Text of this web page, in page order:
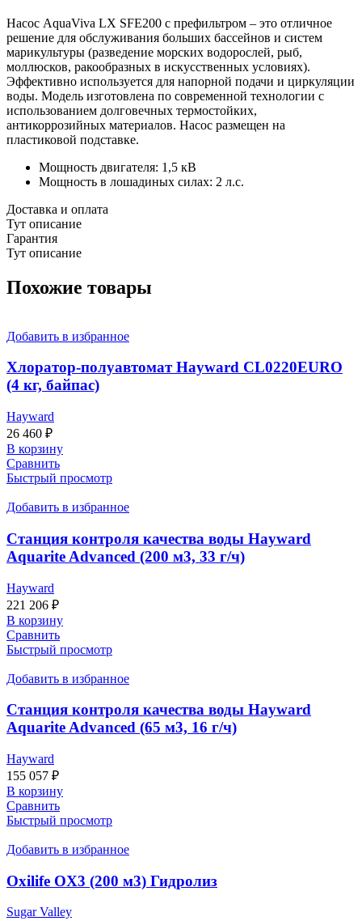
Насос AquaViva LX SFE200 с префильтром – это отличное
решение для обслуживания больших бассейнов и систем
марикультуры (разведение морских водорослей, рыб,
моллюсков, ракообразных в искусственных условиях).
Эффективно используется для напорной подачи и циркуляции
воды. Модель изготовлена по современной технологии с
использованием долговечных термостойких,
антикоррозийных материалов. Насос размещен на
пластиковой подставке.
Мощность двигателя: 1,5 кВ
Мощность в лошадиных силах: 2 л.с.
Доставка и оплата
Тут описание
Гарантия
Тут описание
Похожие товары
Добавить в избранное
Хлоратор-полуавтомат Hayward CL0220EURO
(4 кг, байпас)
Hayward
26 460 ₽
В корзину
Сравнить
Быстрый просмотр
Добавить в избранное
Станция контроля качества воды Hayward
Aquarite Advanced (200 м3, 33 г/ч)
Hayward
221 206 ₽
В корзину
Сравнить
Быстрый просмотр
Добавить в избранное
Станция контроля качества воды Hayward
Aquarite Advanced (65 м3, 16 г/ч)
Hayward
155 057 ₽
В корзину
Сравнить
Быстрый просмотр
Добавить в избранное
Oxilife OX3 (200 м3) Гидролиз
Sugar Valley